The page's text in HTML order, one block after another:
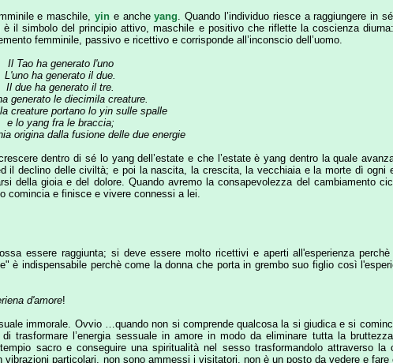
di sé lo yang dell’estate e che l’estate è yang dentro la quale avanza lentamente lo yin
delle civiltà; e poi la nascita, la crescita, la vecchiaia e la morte dì ogni essere vivente fino
e del dolore. Quando avremo la consapevolezza del cambiamento ciclico e considerarlo
e finisce e vivere connessi a lei.
raggiunta; si deve essere molto ricettivi e aperti all'esperienza perchè è una tecnica per
perchè come la donna che porta in grembo suo figlio così l'esperienza tantrica deve
!
Ovvio …quando non si comprende qualcosa la si giudica e si comincia ad insultarla... Il
l’energia sessuale in amore in modo da eliminare tutta la bruttezza e il veleno usato
e conseguire una spiritualità nel sesso trasformandolo attraverso la comprensione e la
non sono ammessi i visitatori, non è un posto da vedere e fare del turismo; così è
energia più simile a quella dell’animale che si muove secondo leggi naturali e non dettati
perchè non siamo più nel corpo ma in un’ autentico abbandono. Cosa c’è di immorale in
per razionalizzare la propria indulgenza nel vino, nelle donne e in altre cose. L’uomo è così
Nelle sue opere Osho ci spiega che il Tantra è amorale cioè oltre al morale e
che tu sia una persona e dovunque tu sia, qualsiasi cosa tu sia, sei accettato.
un’unità vissuta nel qui ed ora; il sesso è importante semplicemente perché è la fonte
Quando l’amore è compreso hai compreso tutti i mistici del mondo. Non è una cosa
dalla società. Questo è il punto che voglio enfatizzare: l’amore viene al mondo con la tua
del bambino. Dovrete dunque svilupparlo, aiutarlo a crescere, a evolversi" OSHO